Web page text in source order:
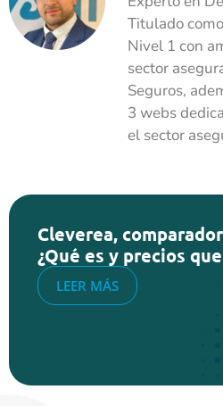
Titulado
Nivel 1 con
sector
Seguros,
3 webs
el sector
Cleverea,
¿Qué es y precios
LEER MÁS